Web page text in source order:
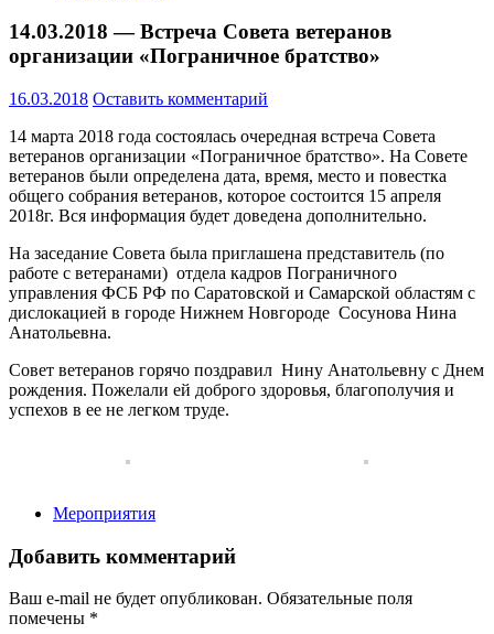
14.03.2018 — Встреча Совета ветеранов
организации «Пограничное братство»
16.03.2018 Оставить комментарий
14 марта 2018 года состоялась очередная встреча Совета
ветеранов организации «Пограничное братство». На Совете
ветеранов были определена дата, время, место и повестка
общего собрания ветеранов, которое состоится 15 апреля
2018г. Вся информация будет доведена дополнительно.
На заседание Совета была приглашена представитель (по
работе с ветеранами) отдела кадров Пограничного
управления ФСБ РФ по Саратовской и Самарской областям с
дислокацией в городе Нижнем Новгороде Сосунова Нина
Анатольевна.
Совет ветеранов горячо поздравил Нину Анатольевну с Днем
рождения. Пожелали ей доброго здоровья, благополучия и
успехов в ее не легком труде.
Мероприятия
Добавить комментарий
Ваш e-mail не будет опубликован. Обязательные поля
помечены *